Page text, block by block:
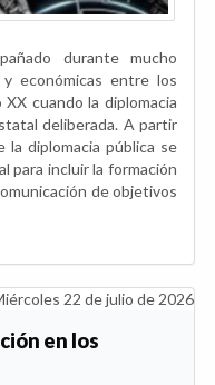
durante mucho
económicas entre los
cuando la diplomacia
deliberada. A partir
la diplomacia pública se
para incluir la formación
de objetivos
22 de julio de 2026
en los